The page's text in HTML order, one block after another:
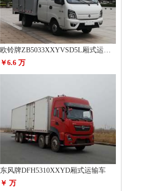
欧铃牌ZB5033XXYVSD5L厢式运输车
￥6.6 万
东风牌DFH5310XXYD厢式运输车
￥ 万